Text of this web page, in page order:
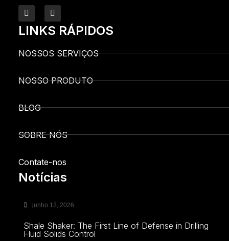
LINKS RÁPIDOS
NOSSOS SERVIÇOS
NOSSO PRODUTO
BLOG
SOBRE NÓS
Contate-nos
Notícias
junho 12, 2026
Shale Shaker: The First Line of Defense in Drilling
Fluid Solids Control